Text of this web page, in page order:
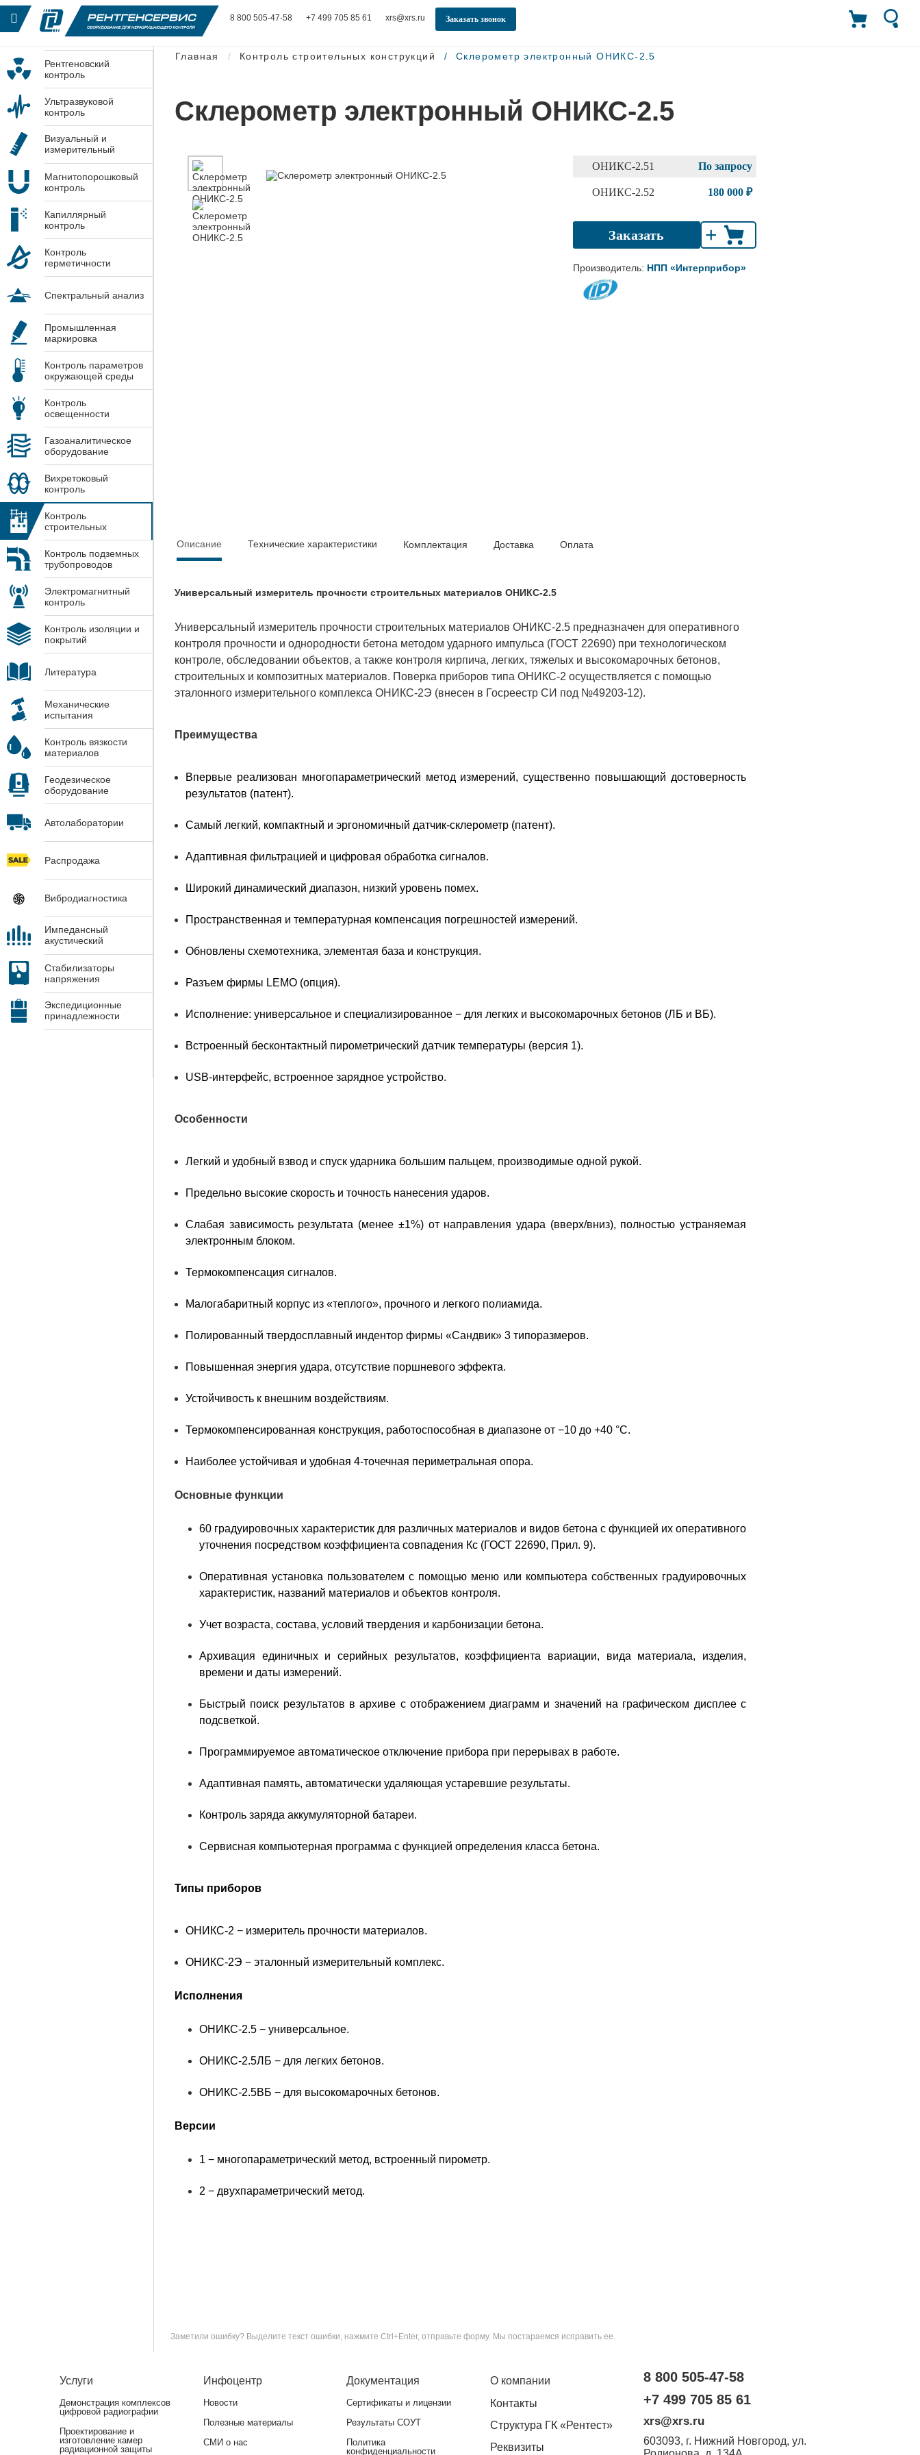
8 800 505-47-58 +7 499 705 85 61 xrs@xrs.ru Заказать звонок
Рентгеновский
контроль
Ультразвуковой
контроль
Визуальный и
измерительный
Магнитопорошковый
контроль
Капиллярный
контроль
Контроль
герметичности
Спектральный анализ
Промышленная
маркировка
Контроль параметров
окружающей среды
Контроль
освещенности
Газоаналитическое
оборудование
Вихретоковый
контроль
Контроль
строительных
конструкций
Контроль подземных
трубопроводов
Электромагнитный
контроль
Контроль изоляции и
покрытий
Литература
Механические
испытания
Контроль вязкости
материалов
Геодезическое
оборудование
Автолаборатории
Распродажа
Вибродиагностика
Импедансный
акустический
Стабилизаторы
напряжения
Экспедиционные
принадлежности
Главная Контроль строительных конструкций Склерометр электронный ОНИКС-2.5
Склерометр электронный ОНИКС-2.5
По запросу
ОНИКС-2.51
180 000 ₽
ОНИКС-2.52
Заказать +
Производитель: НПП «Интерприбор»
Описание Технические характеристики Комплектация Доставка Оплата
Универсальный измеритель прочности строительных материалов ОНИКС-2.5
Универсальный измеритель прочности строительных материалов ОНИКС-2.5 предназначен для оперативного
контроля прочности и однородности бетона методом ударного импульса (ГОСТ 22690) при технологическом
контроле, обследовании объектов, а также контроля кирпича, легких, тяжелых и высокомарочных бетонов,
строительных и композитных материалов. Поверка приборов типа ОНИКС-2 осуществляется с помощью
эталонного измерительного комплекса ОНИКС-2Э (внесен в Госреестр СИ под №49203-12).
Преимущества
Впервые реализован многопараметрический метод измерений, существенно повышающий достоверность
результатов (патент).
Самый легкий, компактный и эргономичный датчик-склерометр (патент).
Адаптивная фильтрацией и цифровая обработка сигналов.
Широкий динамический диапазон, низкий уровень помех.
Пространственная и температурная компенсация погрешностей измерений.
Обновлены схемотехника, элементая база и конструкция.
Разъем фирмы LEMO (опция).
Исполнение: универсальное и специализированное − для легких и высокомарочных бетонов (ЛБ и ВБ).
Встроенный бесконтактный пирометрический датчик температуры (версия 1).
USB-интерфейс, встроенное зарядное устройство.
Особенности
Легкий и удобный взвод и спуск ударника большим пальцем, производимые одной рукой.
Предельно высокие скорость и точность нанесения ударов.
Слабая зависимость результата (менее ±1%) от направления удара (вверх/вниз), полностью устраняемая
электронным блоком.
Термокомпенсация сигналов.
Малогабаритный корпус из «теплого», прочного и легкого полиамида.
Полированный твердосплавный индентор фирмы «Сандвик» 3 типоразмеров.
Повышенная энергия удара, отсутствие поршневого эффекта.
Устойчивость к внешним воздействиям.
Термокомпенсированная конструкция, работоспособная в диапазоне от −10 до +40 °C.
Наиболее устойчивая и удобная 4-точечная периметральная опора.
Основные функции
60 градуировочных характеристик для различных материалов и видов бетона с функцией их оперативного
уточнения посредством коэффициента совпадения Кс (ГОСТ 22690, Прил. 9).
Оперативная установка пользователем с помощью меню или компьютера собственных градуировочных
характеристик, названий материалов и объектов контроля.
Учет возраста, состава, условий твердения и карбонизации бетона.
Архивация единичных и серийных результатов, коэффициента вариации, вида материала, изделия,
времени и даты измерений.
Быстрый поиск результатов в архиве с отображением диаграмм и значений на графическом дисплее с
подсветкой.
Программируемое автоматическое отключение прибора при перерывах в работе.
Адаптивная память, автоматически удаляющая устаревшие результаты.
Контроль заряда аккумуляторной батареи.
Сервисная компьютерная программа с функцией определения класса бетона.
Типы приборов
ОНИКС-2 − измеритель прочности материалов.
ОНИКС-2Э − эталонный измерительный комплекс.
Исполнения
ОНИКС-2.5 − универсальное.
ОНИКС-2.5ЛБ − для легких бетонов.
ОНИКС-2.5ВБ − для высокомарочных бетонов.
Версии
1 − многопараметрический метод, встроенный пирометр.
2 − двухпараметрический метод.
Заметили ошибку? Выделите текст ошибки, нажмите Ctrl+Enter, отправьте форму. Мы постараемся исправить ее.
Услуги
Демонстрация комплексов
цифровой радиографии
Проектирование и
изготовление камер
радиационной защиты
Инфоцентр
Новости
Полезные материалы
СМИ о нас
Документация
Сертификаты и лицензии
Результаты СОУТ
Политика
конфиденциальности
О компании
Контакты
Структура ГК «Рентест»
Реквизиты
8 800 505-47-58
+7 499 705 85 61
xrs@xrs.ru
603093, г. Нижний Новгород,ул.